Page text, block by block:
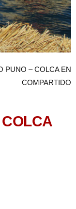
PUNO – COLCA EN
COMPARTIDO